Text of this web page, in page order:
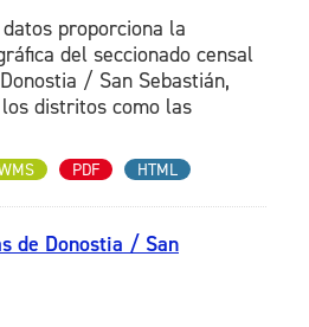
proporciona la
del seccionado censal
/ San Sebastián,
distritos como las
PDF HTML
de Donostia / San